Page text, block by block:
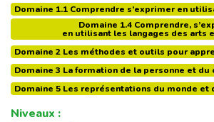
Domaine 1.1 Comprendre s’exprimer en
Domaine 1.4 Comprendre,
en utilisant les langages des arts
Domaine 2 Les méthodes et outils pour
Domaine 3 La formation de la personne et du
Domaine 5 Les représentations du monde et
Niveaux :